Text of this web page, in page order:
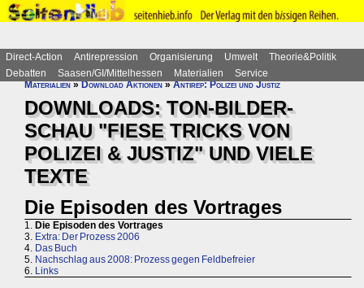
Direct-Action Antirepression Organisierung Umwelt
Theorie&Politik
Debatten
Saasen/GI/Mittelhessen Materialien
Service
Materialien»Download Aktionen»Antirep: Polizei und Justiz
DOWNLOADS: TON-BILDER-
SCHAU "FIESE TRICKS VON
POLIZEI & JUSTIZ" UND VIELE
TEXTE
Die Episoden des Vortrages
1. Die Episoden des Vortrages
3. Extra: Der Prozess 2006
4. Das Buch
5. Nachschlag aus 2008: Prozess gegen Feldbefreier
6. Links